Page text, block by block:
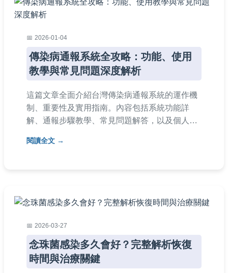
2026-01-04
傳染病通報系統全攻略：功能、使用
教學與常見問題深度解析
這篇文章全面介紹台灣傳染病通報系統的運作機
制、重要性及實用指南。內容包括系統功能詳
解、通報步驟教學、常見問題解答，以及個人使
了解如何有效利用傳染病通報系統進行疾病防
閱讀全文
2026-03-27
念珠菌感染多久會好？完整解析恢復
時間與治療關鍵